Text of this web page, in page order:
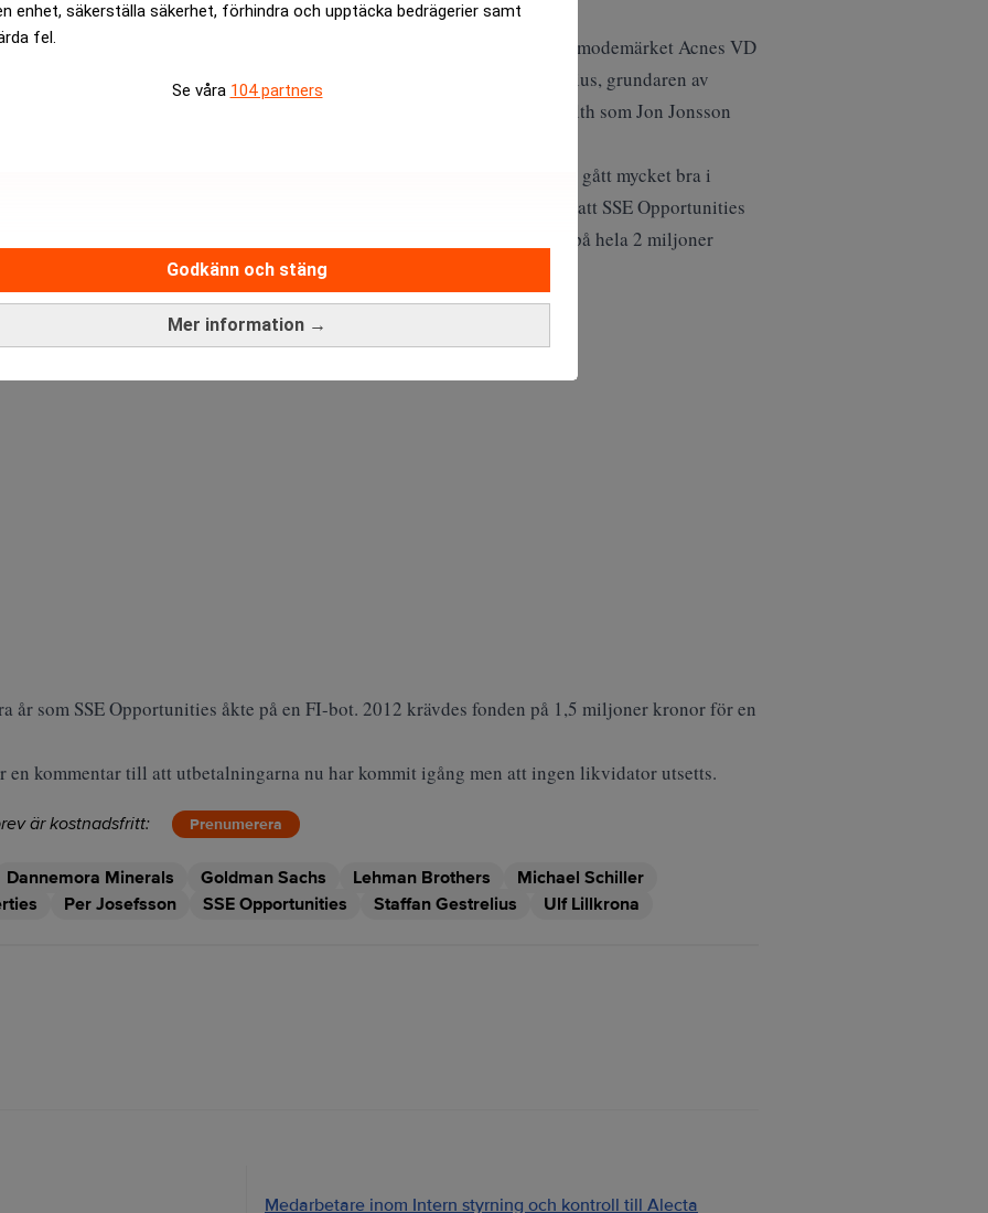
enhet, säkerställa säkerhet, förhindra och upptäcka bedrägerier samt
fel.
Se våra 104 partners
Mer information →
Godkänn och stäng
av investerare är förstående, hävdade Jon Jonsson.
och kändisar som Oscar Engelbert, huvudägare i Oscar Properties, och modemärket Acnes VD
kronor i fonden. Bland investerarna i fonden finns även Staffan Gestrelius, grundaren av
Ulf Lillkrona som är en av männen bakom företaget Executive health som Jon Jonsson
Josefsson på Brummer & Partners.
mot att han erhållit 40 procent av eventuella överskott. Fonden har gått mycket bra i
kring den. För drygt ett år sedan ansåg Finansinspektionen anser att SSE Opportunities
av blankningsreglerna och påförde investeringsfonden en bot på hela 2 miljoner
år som SSE Opportunities åkte på en FI-bot. 2012 krävdes fonden på 1,5 miljoner kronor för en
en kommentar till att utbetalningarna nu har kommit igång men att ingen likvidator utsetts.
är kostnadsfritt: Prenumerera
Dannemora Minerals Goldman Sachs Lehman Brothers
Michael Schiller
Per Josefsson SSE Opportunities Staffan Gestrelius Ulf Lillkrona
Medarbetare inom Intern styrning och kontroll till Alecta